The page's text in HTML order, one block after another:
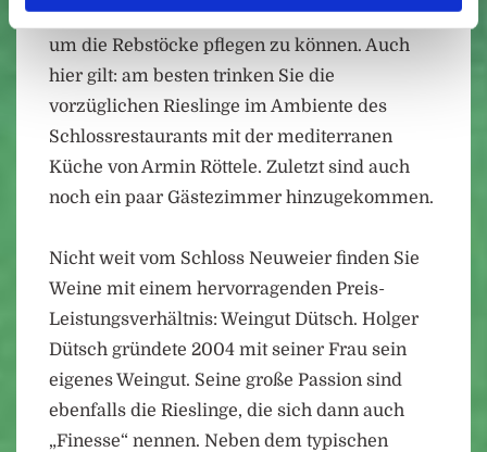
dass sie sich einer Monoradbahn bedienen,
um die Rebstöcke pflegen zu können. Auch
hier gilt: am besten trinken Sie die
vorzüglichen Rieslinge im Ambiente des
Schlossrestaurants mit der mediterranen
Küche von Armin Röttele. Zuletzt sind auch
noch ein paar Gästezimmer hinzugekommen.
Nicht weit vom Schloss Neuweier finden Sie
Weine mit einem hervorragenden Preis-
Leistungsverhältnis: Weingut Dütsch. Holger
Dütsch gründete 2004 mit seiner Frau sein
eigenes Weingut. Seine große Passion sind
ebenfalls die Rieslinge, die sich dann auch
„Finesse“ nennen. Neben dem typischen